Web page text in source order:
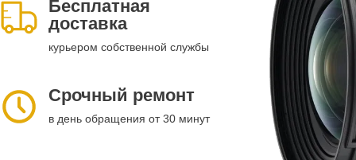
Бесплатная
доставка
курьером собственной службы
Срочный ремонт
в день обращения от 30 минут